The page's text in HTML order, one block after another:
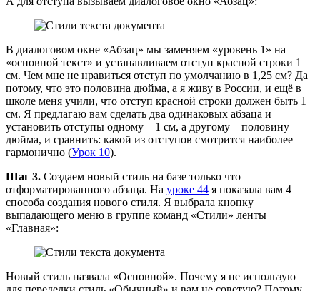
В диалоговом окне «Абзац» мы заменяем «уровень 1» на
«основной текст» и устанавливаем отступ красной строки 1
см. Чем мне не нравиться отступ по умолчанию в 1,25 см? Да
потому, что это половина дюйма, а я живу в России, и ещё в
школе меня учили, что отступ красной строки должен быть 1
см. Я предлагаю вам сделать два одинаковых абзаца и
установить отступы одному – 1 см, а другому – половину
дюйма, и сравнить: какой из отступов смотрится наиболее
гармонично (Урок 10).
Шаг 3. Создаем новый стиль на базе только что
отформатированного абзаца. На уроке 44 я показала вам 4
способа создания нового стиля. Я выбрала кнопку
выпадающего меню в группе команд «Стили» ленты
«Главная»:
Новый стиль назвала «Основной». Почему я не использую